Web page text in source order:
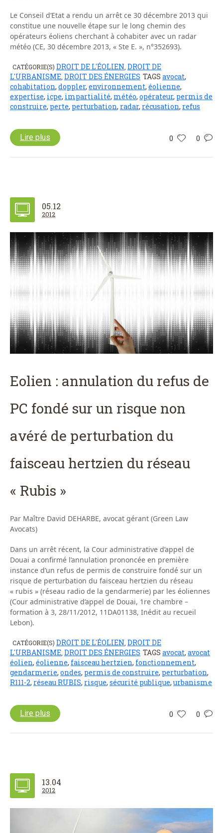
Le Conseil d’Etat a rendu un arrêt ce 30 décembre 2013 qui
constitue une nouvelle étape sur le long chemin des
opérateurs éoliens cherchant à cohabiter avec un radar
météo (CE, 30 décembre 2013, « Ste E. », n°352693).
CATÉGORIE(S) DROIT DE L'ÉOLIEN DROIT DE
L'URBANISME DROIT DES ÉNERGIES TAGS avocat,
cohabitation, doppler, environnement, éolienne,
expertise, icpe, impartialité, météo, opérateur, permis de
construire, perte, perturbation, radar, récusation, refus
0 0
Lire plus
05.12
2012
Eolien : annulation du refus de
PC fondé sur un risque non
avéré de perturbation du
faisceau hertzien du réseau
« Rubis »
Par Maître David DEHARBE, avocat gérant (Green Law
Avocats)
Dans un arrêt récent, la Cour administrative d’appel de
Douai a confirmé l’annulation prononcée en première
instance d’un refus de permis de construire fondé sur un
risque de perturbation du faisceau hertzien du réseau
« rubis » (réseau radio de la gendarmerie) par les éoliennes
(Cour administrative d’appel de Douai, 1re chambre –
formation à 3, 28/11/2012, 11DA01138, Inédit au recueil
Lebon).
CATÉGORIE(S) DROIT DE L'ÉOLIEN DROIT DE
L'URBANISME DROIT DES ÉNERGIES TAGS avocat, avocat
éolien, éolienne, faisceau hertzien, fonctionnement,
gendarmerie, ondes, permis de construire, perturbation,
R111-2, réseau RUBIS, risque, sécurité publique,urbanisme
0 0
Lire plus
13.04
2012